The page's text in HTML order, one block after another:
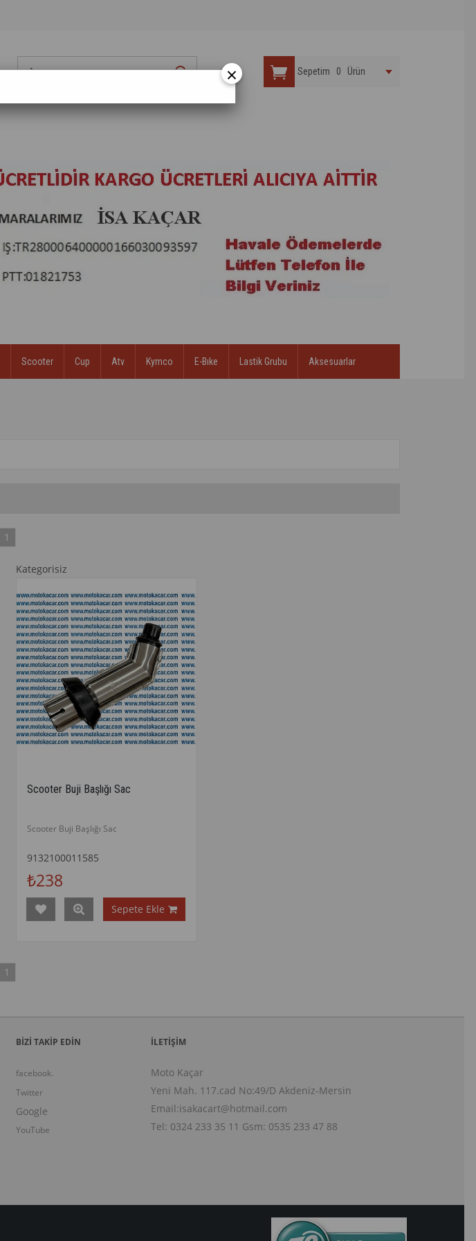
Sepetim 0 Ürün
Scooter Cup Atv Kymco E-Bıke Lastik Grubu Aksesuarlar
1
Kategorisiz
Scooter Buji Başlığı Sac
Scooter Buji Başlığı Sac
9132100011585
₺238
Sepete Ekle
1
BİZİ TAKİP EDİN
facebook.
Twitter
Google
YouTube
İLETIŞIM
Moto Kaçar
Yeni Mah. 117.cad No:49/D Akdeniz-Mersin
Email:isakacart@hotmail.com
Tel: 0324 233 35 11 Gsm: 0535 233 47 88
×